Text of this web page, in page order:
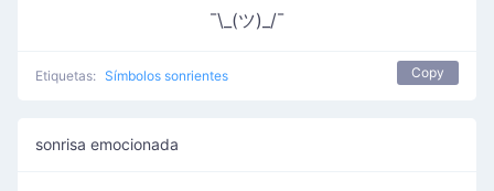
¯\_(ツ)_/¯
Etiquetas: Símbolos sonrientes Copy
sonrisa emocionada